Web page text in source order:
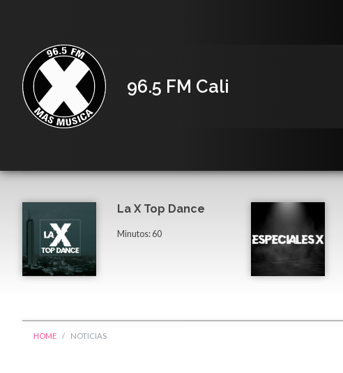
96.5 FM Cali
La X Top Dance
Minutos: 60
HOME NOTICIAS